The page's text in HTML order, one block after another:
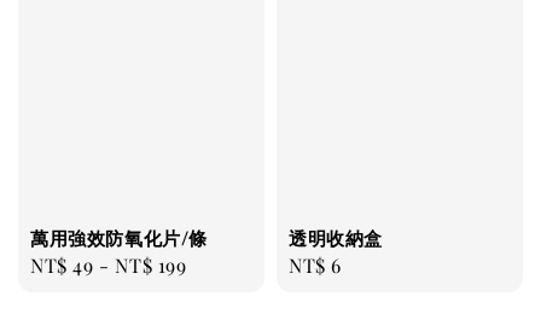
萬用強效防氧化片/條
Regular
NT$ 49 -NT$ 199
透明收納盒
Regular
NT$ 6